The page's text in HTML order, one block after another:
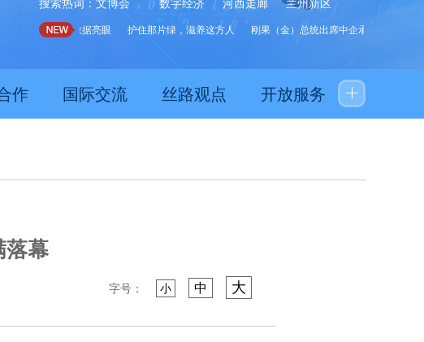
搜索热词： 文博会 数字经济 河西走廊 兰州新区
质生产力发展数据亮眼 护住那片绿，滋养这方人 刚果（金）总统出席中企承建水厂启用仪式
作 国际交流 丝路观点 开放服务
落幕
字号： 小 中 大